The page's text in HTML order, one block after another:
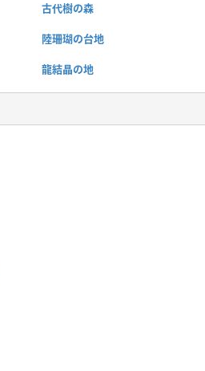
古代樹の森
陸珊瑚の台地
龍結晶の地